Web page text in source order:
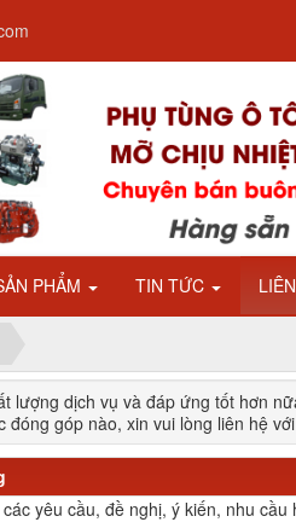
PHẨM TIN TỨC
lượng dịch vụ và đáp ứng tốt hơn
đóng góp nào, xin vui lòng liên hệ
yêu cầu, đề nghị, ý kiến, nhu